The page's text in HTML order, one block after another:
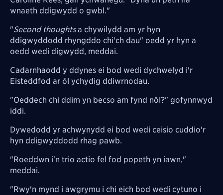
wnaeth ddigwydd o gwbl."
"Second thoughtsa chywilydd am yr hyn
ddigwyddodd rhyngddo chi'ch dau" oedd yr hyn a
oedd wedi digwydd, meddai.
Cadarnhaodd y ddynes ei bod wedi dychwelyd i'r
Eisteddfod ar ôl ychydig ddiwrnodau.
"Oeddech chi ddim yn becso am fynd nôl?" gofynnwyd
iddi.
Dywedodd yr achwynydd ei bod wedi ceisio cuddio'r
hyn ddigwyddodd rhag pawb.
"Roeddwn i'n trio actio fel fod popeth yn iawn,"
meddai.
"Rwy'n mynd i awgrymu i chi eich bod wedi cytuno i